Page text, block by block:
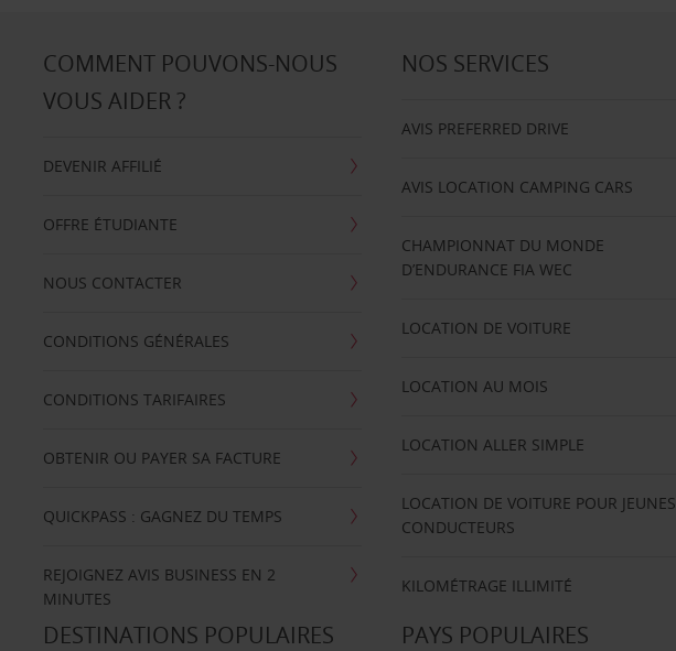
COMMENT POUVONS-NOUS
VOUS AIDER ?
DEVENIR AFFILIÉ
OFFRE ÉTUDIANTE
NOUS CONTACTER
CONDITIONS GÉNÉRALES
CONDITIONS TARIFAIRES
OBTENIR OU PAYER SA FACTURE
QUICKPASS : GAGNEZ DU TEMPS
REJOIGNEZ AVIS BUSINESS EN 2
MINUTES
NOS SERVICES
AVIS PREFERRED DRIVE
AVIS LOCATION CAMPING CARS
CHAMPIONNAT DU MONDE
D’ENDURANCE FIA WEC
LOCATION DE VOITURE
LOCATION AU MOIS
LOCATION ALLER SIMPLE
LOCATION DE VOITURE POUR JEUNES
CONDUCTEURS
KILOMÉTRAGE ILLIMITÉ
DESTINATIONS POPULAIRES PAYS POPULAIRES